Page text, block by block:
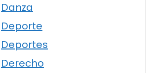
Danza
Deporte
Deportes
Derecho